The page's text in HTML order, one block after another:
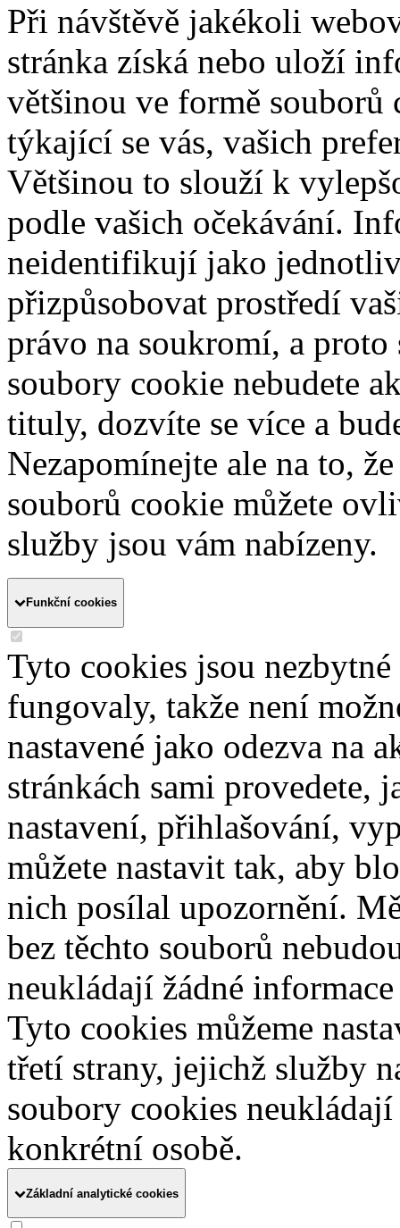
Při návštěvě jakékoli
stránka získá nebo uloží
většinou ve formě
týkající se vás, vašich
Většinou to slouží k
podle vašich očekávání.
neidentifikují jako
přizpůsobovat prostředí
právo na soukromí, a proto
soubory cookie nebudete
tituly, dozvíte se více a
Nezapomínejte ale na to,
souborů cookie můžete
služby jsou vám nabízeny.
Funkční cookies
Tyto cookies jsou
fungovaly, takže není
nastavené jako odezva na
stránkách sami provedete,
nastavení, přihlašování,
můžete nastavit tak, aby
nich posílal upozornění.
bez těchto souborů
neukládají žádné
Tyto cookies můžeme
třetí strany, jejichž služby
soubory cookies
konkrétní osobě.
Základní analytické cookies